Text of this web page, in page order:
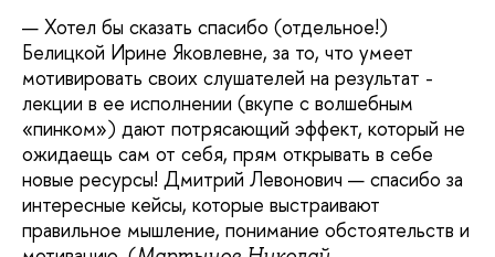
Хотел бы сказать спасибо (отдельное!)
Белицкой Ирине Яковлевне, за то, что умеет
мотивировать своих слушателей на результат -
лекции в ее исполнении (вкупе с волшебным
«пинком») дают потрясающий эффект, который не
ожидаещь сам от себя, прям открывать в себе
новые ресурсы! Дмитрий Левонович — спасибо за
интересные кейсы, которые выстраивают
правильное мышление, понимание обстоятельств и